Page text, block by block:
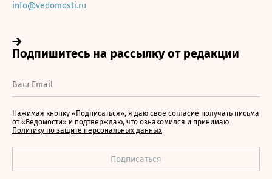
info@vedomosti.ru
Нажимая кнопку «Подписаться», я даю свое согласие получать письма
от «Ведомости» и подтверждаю, что ознакомился и принимаю
Политику по защите персональных данных